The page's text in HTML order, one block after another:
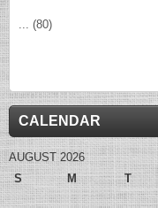
... (80)
CALENDAR
AUGUST 2026
S
M T